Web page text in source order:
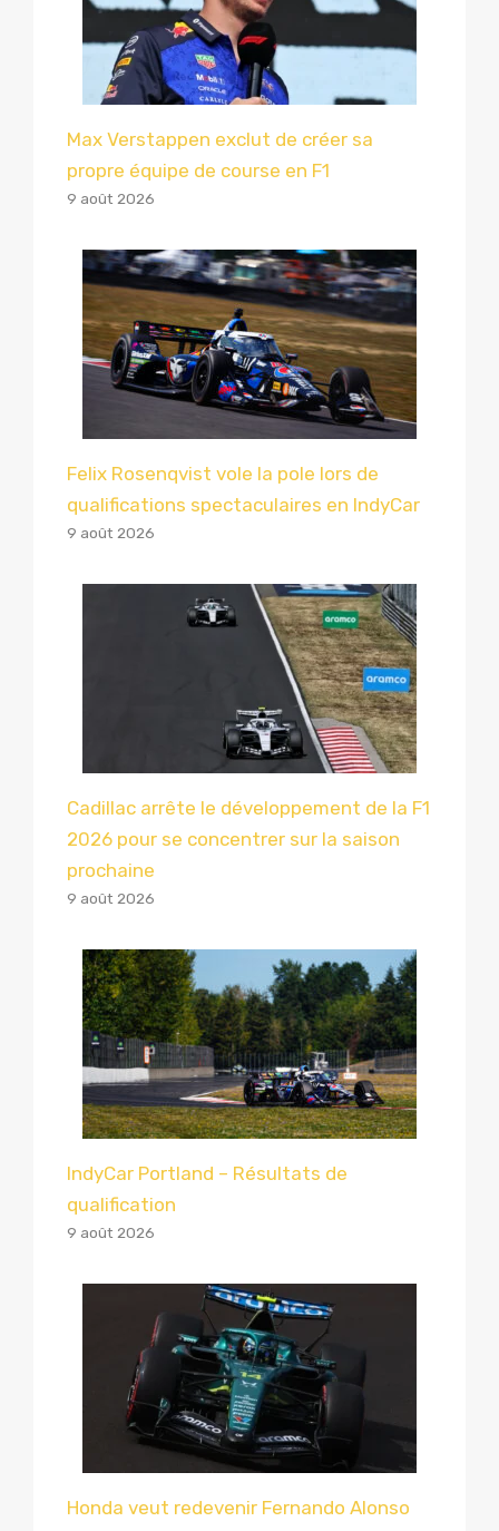
Max Verstappen exclut de créer sa
propre équipe de course en F1
9 août 2026
Felix Rosenqvist vole la pole lors de
qualifications spectaculaires en IndyCar
9 août 2026
Cadillac arrête le développement de la F1
2026 pour se concentrer sur la saison
prochaine
9 août 2026
IndyCar Portland – Résultats de
qualification
9 août 2026
Honda veut redevenir Fernando Alonso